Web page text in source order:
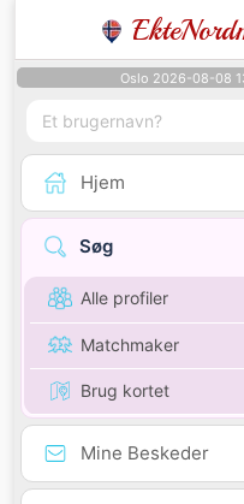
Oslo 2026-08-08
Hjem
Søg
Alle profiler
Matchmaker
Brug kortet
Mine Beskeder